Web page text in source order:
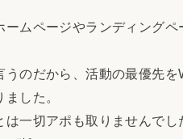
ムページやランディングペ
のだから、活動の最優先を
した。
一切アポも取りませんで